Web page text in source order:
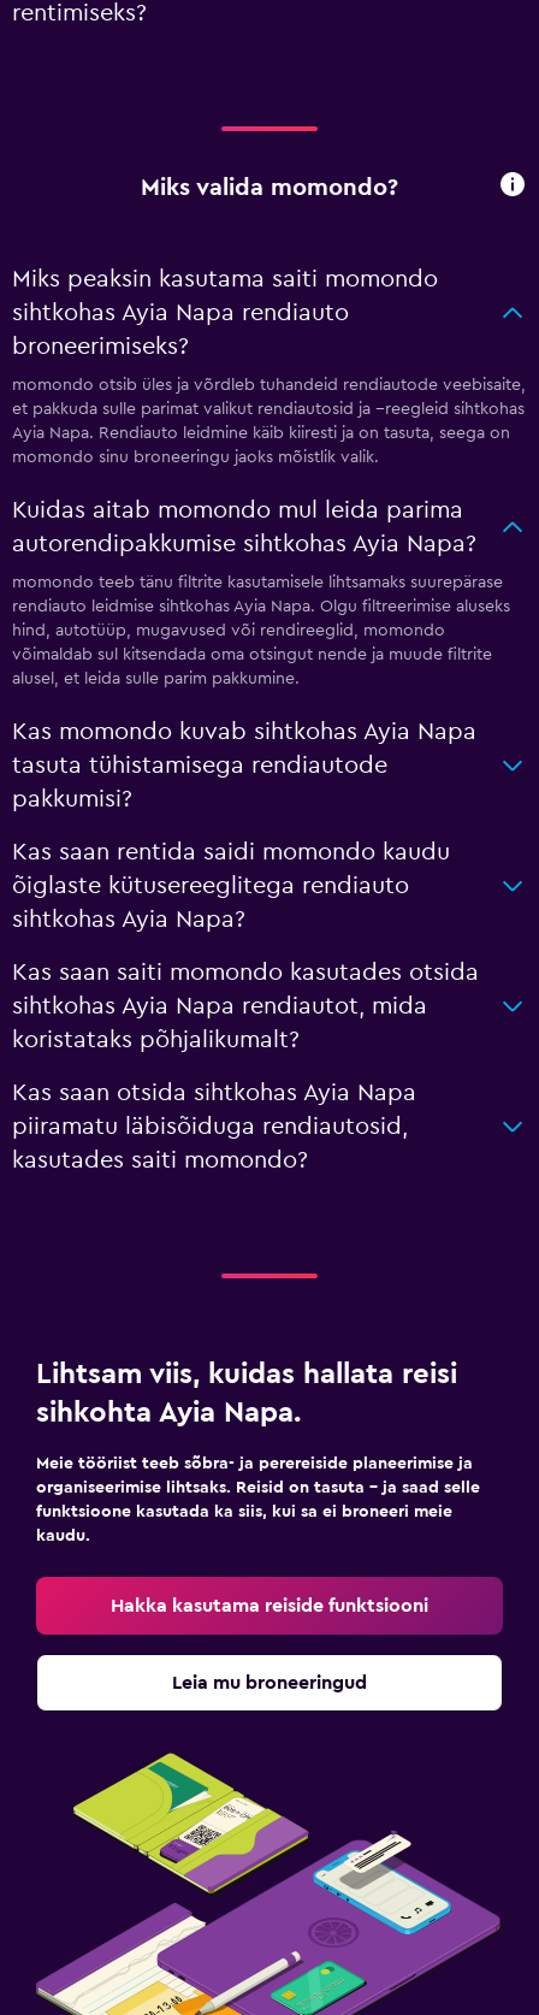
rentimiseks?
Miks valida momondo?
Miks peaksin kasutama saiti momondo
sihtkohas Ayia Napa rendiauto
broneerimiseks?
momondo otsib üles ja võrdleb tuhandeid rendiautode veebisaite,
et pakkuda sulle parimat valikut rendiautosid ja --reegleid sihtkohas
Ayia Napa. Rendiauto leidmine käib kiiresti ja on tasuta, seega on
momondo sinu broneeringu jaoks mõistlik valik.
Kuidas aitab momondo mul leida parima
autorendipakkumise sihtkohas Ayia Napa?
momondo teeb tänu filtrite kasutamisele lihtsamaks suurepärase
rendiauto leidmise sihtkohas Ayia Napa. Olgu filtreerimise aluseks
hind, autotüüp, mugavused või rendireeglid, momondo
võimaldab sul kitsendada oma otsingut nende ja muude filtrite
alusel, et leida sulle parim pakkumine.
Kas momondo kuvab sihtkohas Ayia Napa
tasuta tühistamisega rendiautode
pakkumisi?
Kas saan rentida saidi momondo kaudu
õiglaste kütusereeglitega rendiauto
sihtkohas Ayia Napa?
Kas saan saiti momondo kasutades otsida
sihtkohas Ayia Napa rendiautot, mida
koristataks põhjalikumalt?
Kas saan otsida sihtkohas Ayia Napa
piiramatu läbisõiduga rendiautosid,
kasutades saiti momondo?
Lihtsam viis, kuidas hallata reisi
sihkohta Ayia Napa.
Meie tööriist teeb sõbra- ja perereiside planeerimise ja
organiseerimise lihtsaks. Reisid on tasuta – ja saad selle
funktsioone kasutada ka siis, kui sa ei broneeri meie
kaudu.
Hakka kasutama reiside funktsiooni
Leia mu broneeringud